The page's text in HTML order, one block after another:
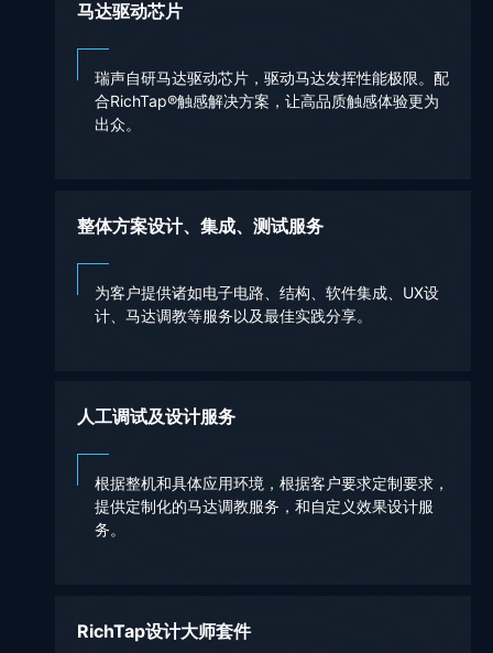
马达驱动芯片
瑞声自研马达驱动芯片，驱动马达发挥性能极限。配
合RichTap®触感解决方案，让高品质触感体验更为
出众。
整体方案设计、集成、测试服务
为客户提供诸如电子电路、结构、软件集成、UX设
计、马达调教等服务以及最佳实践分享。
人工调试及设计服务
根据整机和具体应用环境，根据客户要求定制要求，
提供定制化的马达调教服务，和自定义效果设计服
务。
RichTap设计大师套件